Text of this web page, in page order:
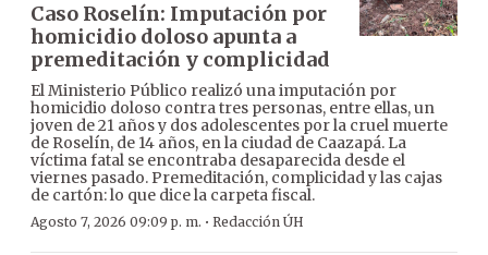
Caso Roselín: Imputación por
homicidio doloso apunta a
premeditación y complicidad
El Ministerio Público realizó una imputación por
homicidio doloso contra tres personas, entre ellas, un
joven de 21 años y dos adolescentes por la cruel muerte
de Roselín, de 14 años, en la ciudad de Caazapá. La
víctima fatal se encontraba desaparecida desde el
viernes pasado. Premeditación, complicidad y las cajas
de cartón: lo que dice la carpeta fiscal.
Agosto 7, 2026 09:09 p. m. · Redacción ÚH